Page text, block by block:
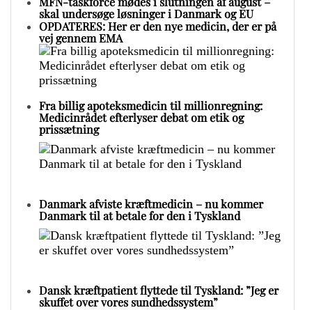
skal undersøge løsninger i Danmark og EU
OPDATERES: Her er den nye medicin, der er på
vej gennem EMA
Fra billig apoteksmedicin til millionregning:
Medicinrådet efterlyser debat om etik og
prissætning
Danmark afviste kræftmedicin – nu kommer
Danmark til at betale for den i Tyskland
Dansk kræftpatient flyttede til Tyskland: ”Jeg er
skuffet over vores sundhedssystem”